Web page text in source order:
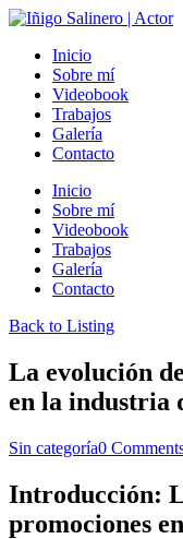
Inicio
Sobre mí
Videobook
Trabajos
Galería
Contacto
Inicio
Sobre mí
Videobook
Trabajos
Galería
Contacto
Back to Listing
La evolución
en la industria
Sin categoría0
Introducción:
promociones